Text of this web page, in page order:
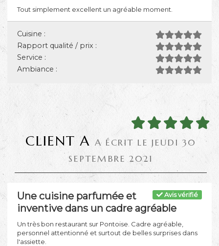
Tout simplement excellent un agréable moment.
Cuisine :
Rapport qualité / prix :
Service :
Ambiance :
CLIENT A A ÉCRIT LE JEUDI 30
SEPTEMBRE 2021
Avis vérifié
Une cuisine parfumée et
inventive dans un cadre agréable
Un très bon restaurant sur Pontoise. Cadre agréable,
personnel attentionné et surtout de belles surprises dans
l'assiette.